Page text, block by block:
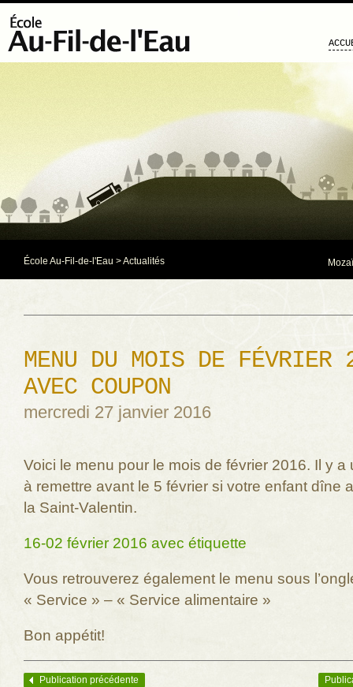
École Au-Fil-de-l'Eau >Actualités
MENU DU MOIS DE FÉVRIER
AVEC COUPON
mercredi 27 janvier 2016
Voici le menu pour le mois de février 2016. Il y a
à remettre avant le 5 février si votre enfant dîne
la Saint-Valentin.
16-02 février 2016 avec étiquette
Vous retrouverez également le menu sous
« Service » – « Service alimentaire »
Bon appétit!
Navigation des articles
Publication précédente